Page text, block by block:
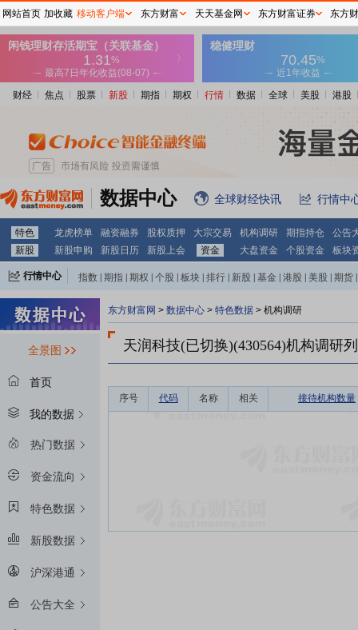
财经 焦点 股票 新股 期指 期权 行情 数据 全球 美股 港股
数据中心 全球财经快讯 行情中
特色 龙虎榜单 融资融券 股权质押 大宗交易 机构调研 期指持仓
公告
新股
新股申购 新股日历 新股上会 资金 大盘资金 个股资金 板块
行情中心 指数 期指 期权 个股 板块 排行 新股 基金 港股 美股 期货
全景图
首页
我的数据
热门数据
资金流向
特色数据
新股数据
沪深港通
公告大全
东方财富网 > 数据中心 > 特色数据 > 机构调研
天润科技(已切换)(430564)机构调研
序号 代码 名称 相关 接待机构数量
网站首页 加收藏 移动客户端 东方财富 天天基金网 东方财富证券 东方